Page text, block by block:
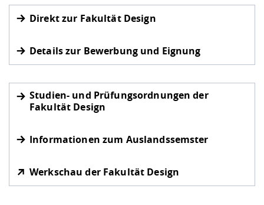
Direkt zur Fakultät Design
Details zur Bewerbung und Eignung
Studien- und Prüfungsordnungen der
Fakultät Design
Informationen zum Auslandssemster
Werkschau der Fakultät Design